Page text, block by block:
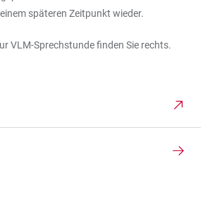
späteren Zeitpunkt wieder.
VLM-Sprechstunde finden Sie rechts.